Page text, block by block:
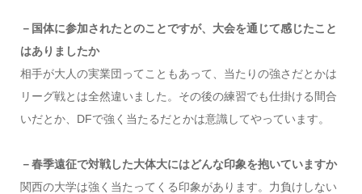
－国体に参加されたとのことですが、大会を通じて感じたこと
はありましたか
相手が大人の実業団ってこともあって、当たりの強さだとかは
リーグ戦とは全然違いました。その後の練習でも仕掛ける間合
いだとか、DFで強く当たるだとかは意識してやっています。
－春季遠征で対戦した大体大にはどんな印象を抱いていますか
関西の大学は強く当たってくる印象があります。力負けしない